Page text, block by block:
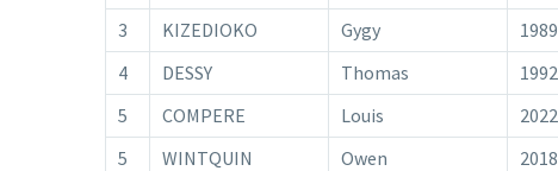
3
KIZEDIOKO Gygy 1989
4
DESSY Thomas 1992
5
COMPERE Louis 2022
5
WINTQUIN Owen 2018